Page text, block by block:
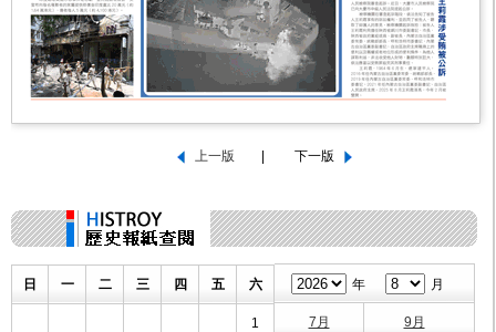
日 一 二 三 四 五 六
1
年 月
7月 9月